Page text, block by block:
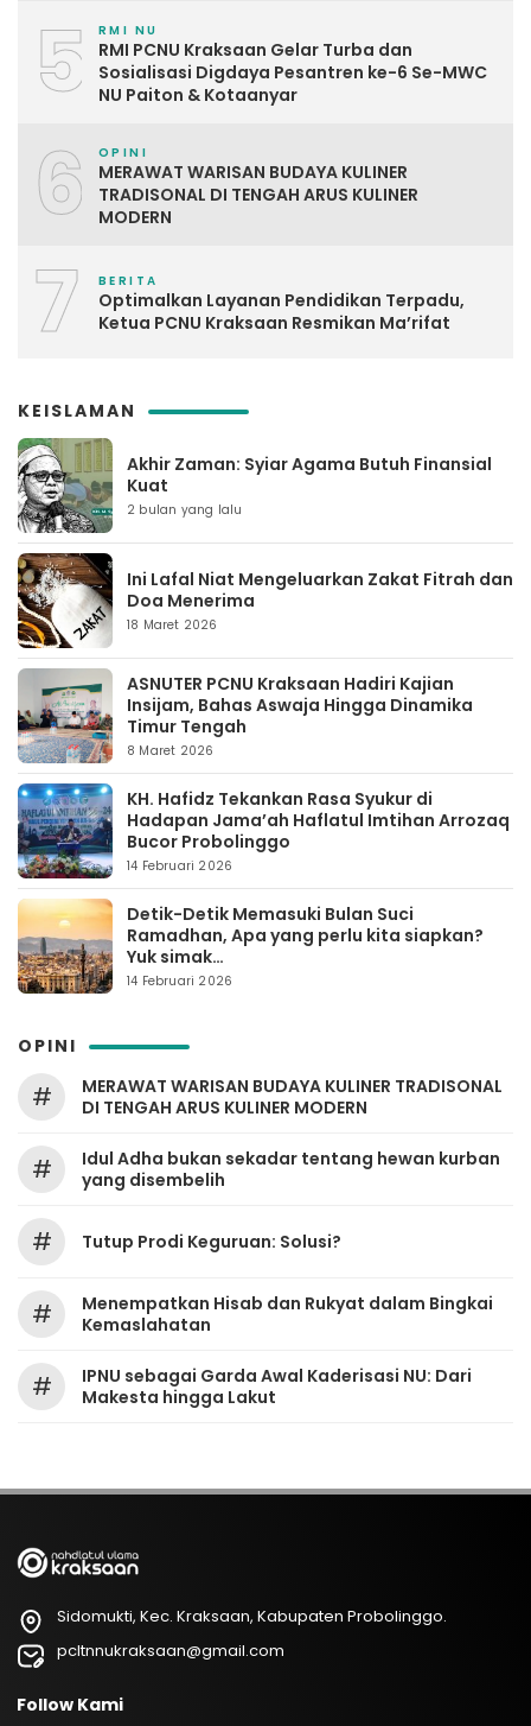
5 RMI NU
RMI PCNU Kraksaan Gelar Turba dan
Sosialisasi Digdaya Pesantren ke-6 Se-MWC
NU Paiton & Kotaanyar
6 OPINI
MERAWAT WARISAN BUDAYA KULINER
TRADISONAL DI TENGAH ARUS KULINER
MODERN
7 BERITA
Optimalkan Layanan Pendidikan Terpadu,
Ketua PCNU Kraksaan Resmikan Ma’rifat
KEISLAMAN
Akhir Zaman: Syiar Agama Butuh Finansial
Kuat
2 bulan yang lalu
Ini Lafal Niat Mengeluarkan Zakat Fitrah dan
Doa Menerima
18 Maret 2026
ASNUTER PCNU Kraksaan Hadiri Kajian
Insijam, Bahas Aswaja Hingga Dinamika
Timur Tengah
8 Maret 2026
KH. Hafidz Tekankan Rasa Syukur di
Hadapan Jama’ah Haflatul Imtihan Arrozaq
Bucor Probolinggo
14 Februari 2026
Detik-Detik Memasuki Bulan Suci
Ramadhan, Apa yang perlu kita siapkan?
Yuk simak…
14 Februari 2026
OPINI
#
MERAWAT WARISAN BUDAYA KULINER TRADISONAL
DI TENGAH ARUS KULINER MODERN
#
Idul Adha bukan sekadar tentang hewan kurban
yang disembelih
# Tutup Prodi Keguruan: Solusi?
#
Menempatkan Hisab dan Rukyat dalam Bingkai
Kemaslahatan
#
IPNU sebagai Garda Awal Kaderisasi NU: Dari
Makesta hingga Lakut
Sidomukti, Kec. Kraksaan, Kabupaten Probolinggo.
pcltnnukraksaan@gmail.com
Follow Kami